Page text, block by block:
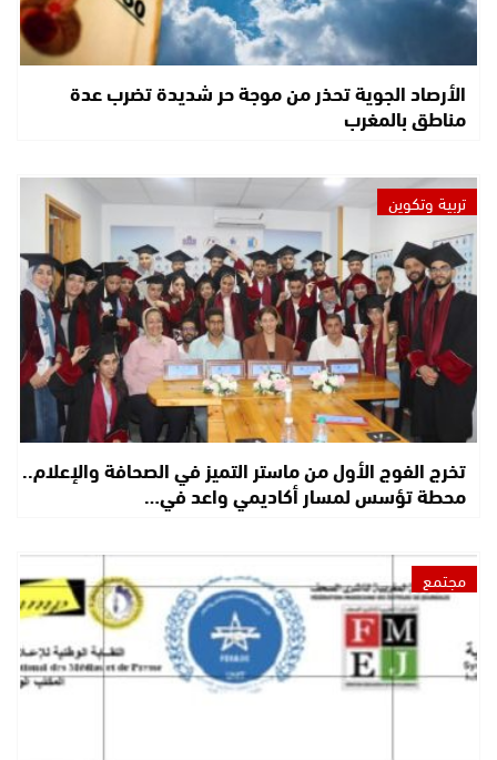
الأرصاد الجوية تحذر من موجة حر شديدة تضرب عدة
مناطق بالمغرب
تربية وتكوين
تخرج الفوج الأول من ماستر التميز في الصحافة والإعلام..
محطة تؤسس لمسار أكاديمي واعد في…
مجتمع